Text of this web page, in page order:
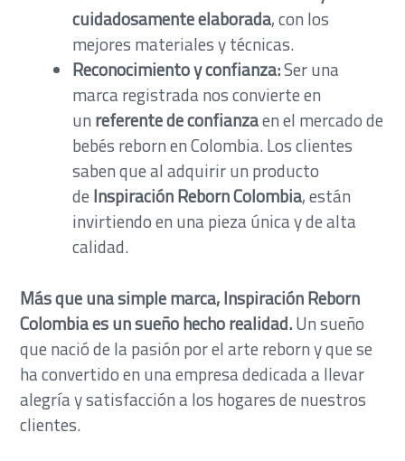
cuidadosamente elaborada, con los
mejores materiales y técnicas.
Reconocimiento y confianza:Ser una
marca registrada nos convierte en
unreferente de confianzaen el mercado de
bebés reborn en Colombia. Los clientes
saben que al adquirir un producto
deInspiración Reborn Colombia, están
invirtiendo en una pieza única y de alta
calidad.
Más que una simple marca, Inspiración Reborn
Colombia es un sueño hecho realidad.Un sueño
que nació de la pasión por el arte reborn y que se
ha convertido en una empresa dedicada a llevar
alegría y satisfacción a los hogares de nuestros
clientes.